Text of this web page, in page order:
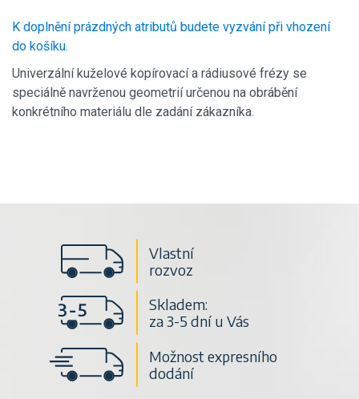
K doplnění prázdných atributů budete vyzvání při vhození
do košíku.
Univerzální kuželové kopírovací a rádiusové frézy se
speciálně navrženou geometrií určenou na obrábění
konkrétního materiálu dle zadání zákazníka.
Vlastní
rozvoz
Skladem:
za 3-5 dní u Vás
Možnost expresního
dodání